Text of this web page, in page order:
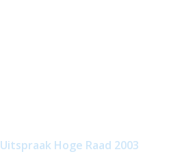
Uitspraak Hoge Raad 2003